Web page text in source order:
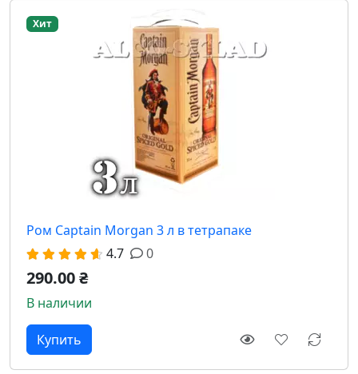
Хит
Ром Captain Morgan 3 л в тетрапаке
4.7
0
290.00 ₴
В наличии